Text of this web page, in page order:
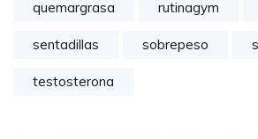
quemargrasa rutinagym
sentadillas sobrepeso
testosterona